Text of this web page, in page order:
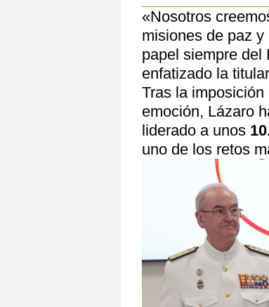
«Nosotros
misiones de paz
papel siempre del
enfatizado la
Tras la
emoción, Lázaro
liderado a unos
uno de los retos